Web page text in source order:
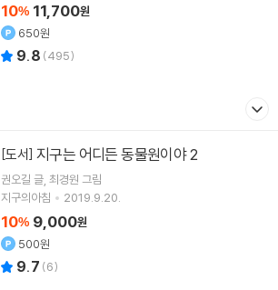
10% 11,700원
650원
9.8 (495)
[도서] 지구는 어디든 동물원이야 2
권오길 글 최경원 그림
지구의아침
2019.9.20.
10% 9,000원
500원
9.7 (6)